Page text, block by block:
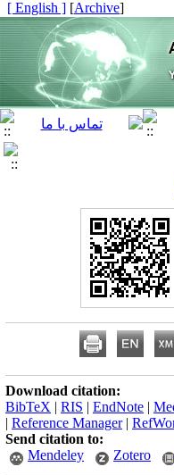
[
Archive
]
[ English ]
Download citation:
BibTeX | RIS | EndNote |
| Reference Manager|
Send citation to:
Mendeley
Zotero